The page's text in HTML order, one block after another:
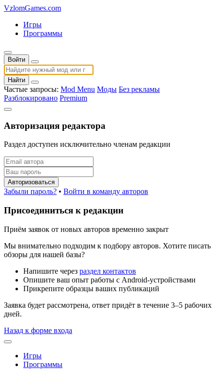
VzlomGames.com
Игры
Программы
Войти
Найти
Частые запросы: Mod Menu Моды Без рекламы
Разблокировано Premium
Авторизация редактора
Раздел доступен исключительно членам редакции
Авторизоваться
Забыли пароль? • Войти в команду авторов
Присоединиться к редакции
Приём заявок от новых авторов временно закрыт
Мы внимательно подходим к подбору авторов. Хотите писать
обзоры для нашей базы?
Напишите через раздел контактов
Опишите ваш опыт работы с Android-устройствами
Прикрепите образцы ваших публикаций
Заявка будет рассмотрена, ответ придёт в течение 3–5 рабочих
дней.
Назад к форме входа
Игры
Программы